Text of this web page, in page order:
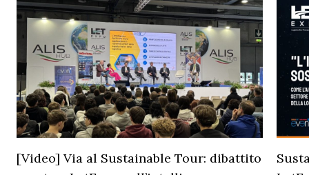
[Video] Via al Sustainable Tour: dibattito